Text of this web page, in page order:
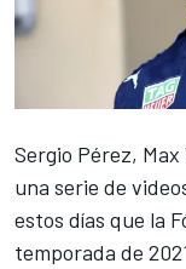
Sergio Pérez,
una serie de
estos días que la
temporada de